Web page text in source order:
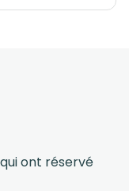
ont réservé